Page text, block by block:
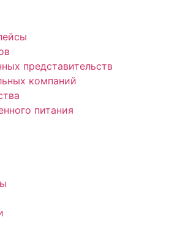
представительств
компаний
питания